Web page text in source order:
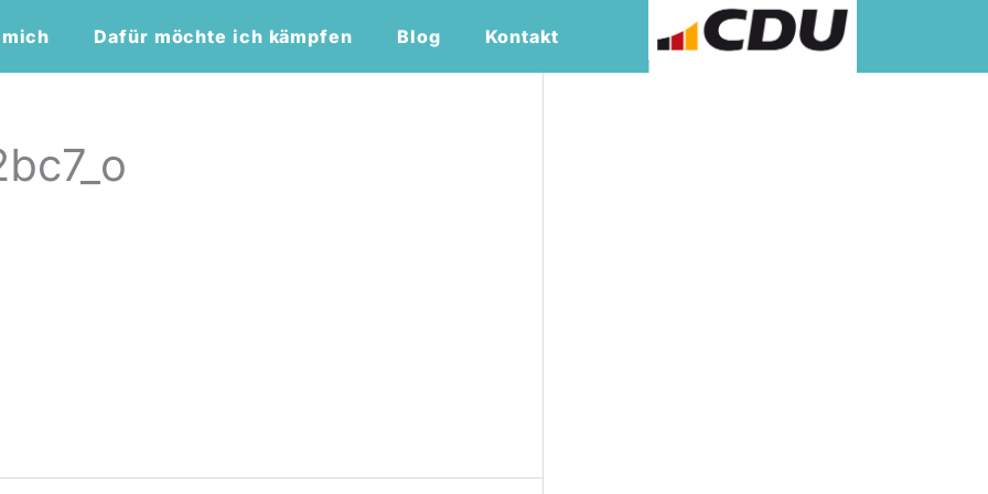
Dafür möchte ich kämpfen Blog Kontakt